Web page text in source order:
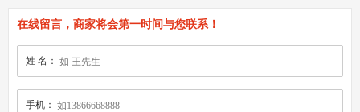
在线留言，商家将会第一时间与您联系！
姓 名：
手机：